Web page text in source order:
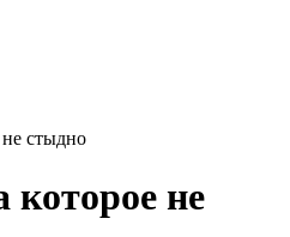
стыдно
которое не